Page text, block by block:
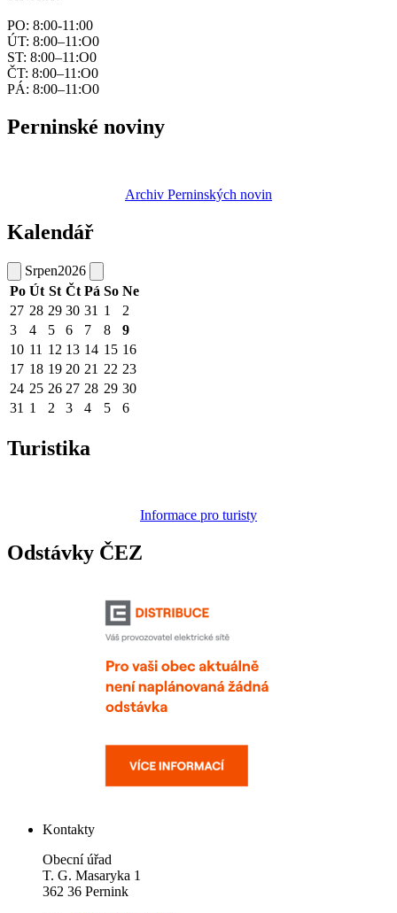
PO: 8:00-11:00
ÚT: 8:00–11:O0
ST: 8:00–11:O0
ČT: 8:00–11:O0
PÁ: 8:00–11:O0
Perninské noviny
Archiv Perninských novin
Kalendář
Srpen2026
Po Út St Čt Pá So Ne
27 28 29 30 31 1
2
3
4 5 6 7 8
9
10 11 12 13 14 15 16
17 18 19 20 21 22 23
24 25 26 27 28 29 30
31 1 2 3 4 5 6
Turistika
Informace pro turisty
Odstávky ČEZ
Kontakty
Obecní úřad
T. G. Masaryka 1
362 36 Pernink